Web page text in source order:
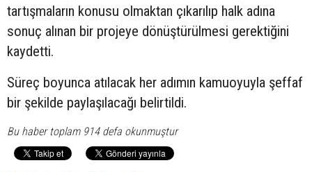
tartışmaların konusu olmaktan çıkarılıp halk adına
sonuç alınan bir projeye dönüştürülmesi gerektiğini
kaydetti.
Süreç boyunca atılacak her adımın kamuoyuyla şeffaf
bir şekilde paylaşılacağı belirtildi.
Bu haber toplam 914 defa okunmuştur